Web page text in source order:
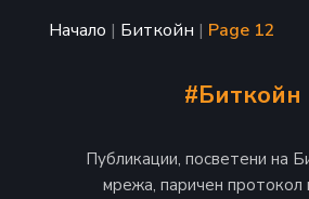
Начало | Биткойн | Page 12
#Биткойн
Публикации, посветени на
мрежа, паричен